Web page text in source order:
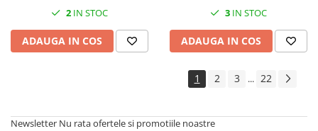
2 IN STOC
ADAUGA IN COS
3 IN STOC
ADAUGA IN COS
1 2 3 ... 22
Newsletter Nu rata ofertele si promotiile noastre